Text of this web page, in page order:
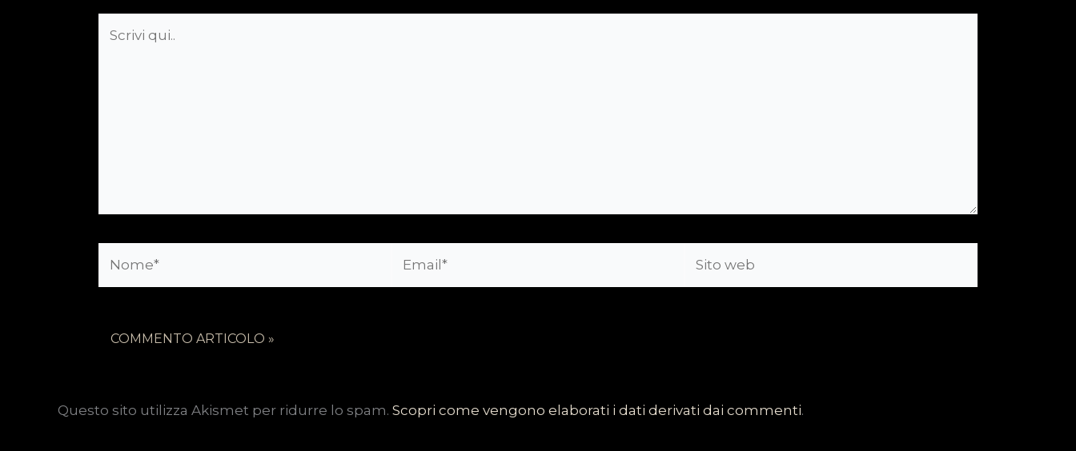
Questo sito utilizza Akismet per ridurre lo spam. Scopri come vengono elaborati i dati derivati dai commenti.